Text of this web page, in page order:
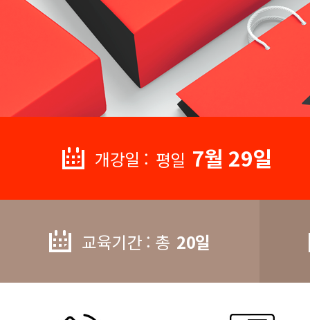
개강일 : 평일 7월 29일
교육기간 : 총 20일